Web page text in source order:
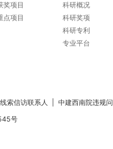
奖项目
点项目
科研概况
科研奖项
科研专利
专业平台
索信访联系人
中建西南院违规
号